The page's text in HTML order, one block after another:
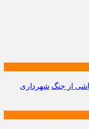
از جنگ شهرداری